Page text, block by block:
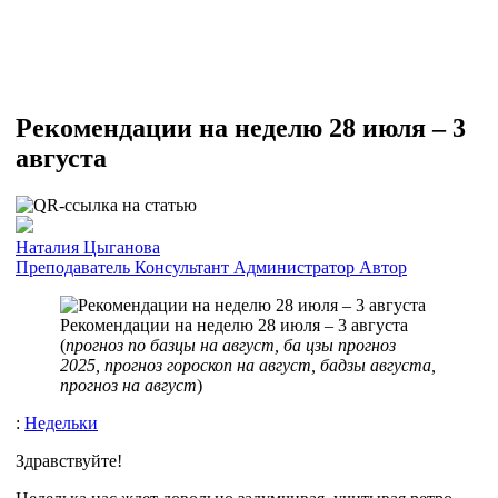
Рекомендации на неделю 28 июля – 3
августа
Наталия Цыганова
Преподаватель Консультант Администратор Автор
Рекомендации на неделю 28 июля – 3 августа
(прогноз по базцы на август, ба цзы прогноз
2025, прогноз гороскоп на август, бадзы августа,
прогноз на август)
: Недельки
Здравствуйте!